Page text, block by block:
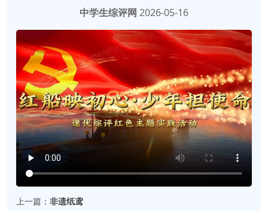
中学生综评网 2026-05-16
上一篇： 非遗纸鸢